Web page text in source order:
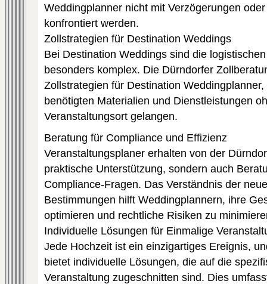
Weddingplanner nicht mit Verzögerungen
konfrontiert werden.
Zollstrategien für Destination Weddings
Bei Destination Weddings sind die
besonders komplex. Die Dürndorfer
Zollstrategien für Destination
benötigten Materialien und Dienstleistungen
Veranstaltungsort gelangen.
Beratung für Compliance und Effizienz
Veranstaltungsplaner erhalten von der
praktische Unterstützung, sondern auch
Compliance-Fragen. Das Verständnis der
Bestimmungen hilft Weddingplannern, ihre
optimieren und rechtliche Risiken zu
Individuelle Lösungen für Einmalige
Jede Hochzeit ist ein einzigartiges Ereignis,
bietet individuelle Lösungen, die auf die
Veranstaltung zugeschnitten sind. Dies